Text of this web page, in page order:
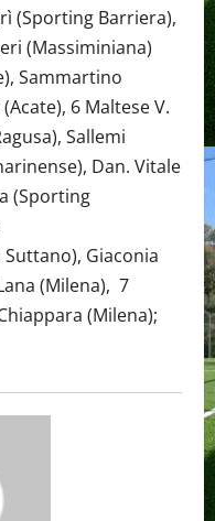
(Sporting Barriera),
(Massiminiana)
Sammartino
6 Maltese V.
Sallemi
Dan. Vitale
(Sporting
Suttano), Giaconia
(Milena), 7
(Milena);